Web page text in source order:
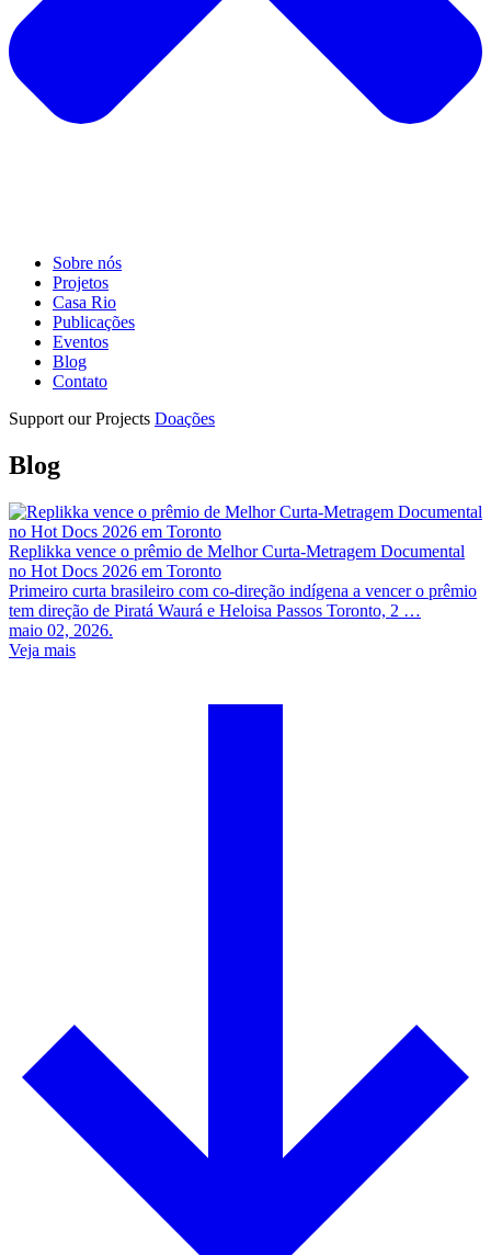
Sobre nós
Projetos
Casa Rio
Publicações
Eventos
Blog
Contato
Support our Projects Doações
Blog
Replikka vence o prêmio de Melhor Curta-Metragem Documental
no Hot Docs 2026 em Toronto
Primeiro curta brasileiro com co-direção indígena a vencer o prêmio
tem direção de Piratá Waurá e Heloisa Passos Toronto, 2 …
maio 02, 2026.
Veja mais